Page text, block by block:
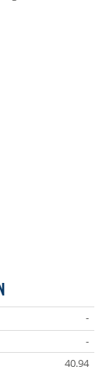
-
-
40.94